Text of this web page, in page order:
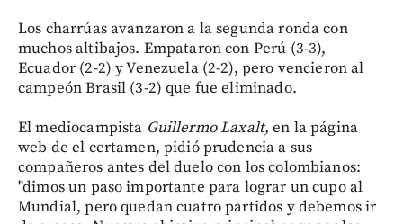
Los charrúas avanzaron a la segunda ronda con
muchos altibajos. Empataron con Perú (3-3),
Ecuador (2-2) y Venezuela (2-2), pero vencieron al
campeón Brasil (3-2) que fue eliminado.
El mediocampista Guillermo Laxalt,en la página
web de el certamen, pidió prudencia a sus
compañeros antes del duelo con los colombianos:
"dimos un paso importante para lograr un cupo al
Mundial, pero quedan cuatro partidos y debemos ir